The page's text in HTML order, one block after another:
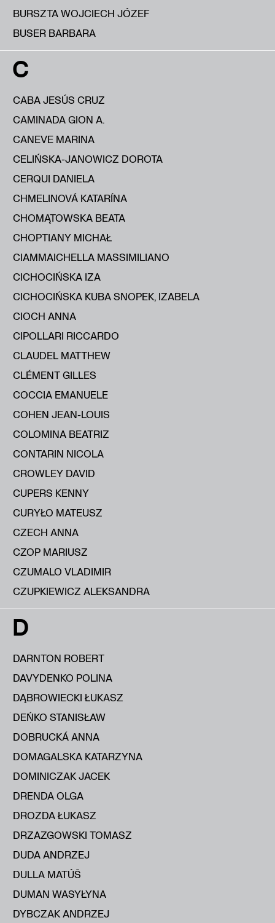
BURSZTA WOJCIECH JÓZEF
BUSER BARBARA
C
CABA JESÚS CRUZ
CAMINADA GION A.
CANEVE MARINA
CELIŃSKA-JANOWICZ DOROTA
CERQUI DANIELA
CHMELINOVÁ KATARÍNA
CHOMĄTOWSKA BEATA
CHOPTIANY MICHAŁ
CIAMMAICHELLA MASSIMILIANO
CICHOCIŃSKA IZA
CICHOCIŃSKA KUBA SNOPEK, IZABELA
CIOCH ANNA
CIPOLLARI RICCARDO
CLAUDEL MATTHEW
CLÉMENT GILLES
COCCIA EMANUELE
COHEN JEAN-LOUIS
COLOMINA BEATRIZ
CONTARIN NICOLA
CROWLEY DAVID
CUPERS KENNY
CURYŁO MATEUSZ
CZECH ANNA
CZOP MARIUSZ
CZUMALO VLADIMIR
CZUPKIEWICZ ALEKSANDRA
D
DARNTON ROBERT
DAVYDENKO POLINA
DĄBROWIECKI ŁUKASZ
DEŃKO STANISŁAW
DOBRUCKÁ ANNA
DOMAGALSKA KATARZYNA
DOMINICZAK JACEK
DRENDA OLGA
DROZDA ŁUKASZ
DRZAZGOWSKI TOMASZ
DUDA ANDRZEJ
DULLA MATÚŠ
DUMAN WASYŁYNA
DYBCZAK ANDRZEJ